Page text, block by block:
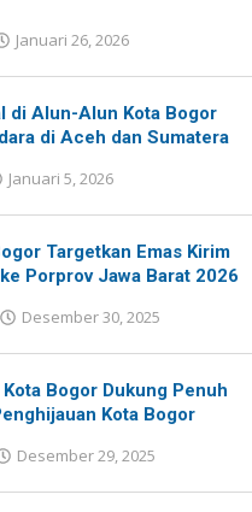
Januari 26, 2026
baru
di Alun-Alun Kota Bogor
di Aceh dan Sumatera
Januari 5, 2026
baru
Targetkan Emas Kirim
Porprov Jawa Barat 2026
Desember 30, 2025
baru
Kota Bogor Dukung Penuh
Kota Bogor
Desember 29, 2025